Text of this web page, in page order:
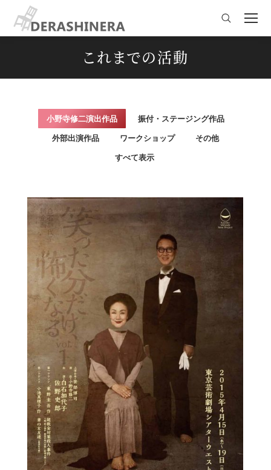
Search:
これまでの活動
すべて表示
小野寺修二演出作品 振付・ステージング作品
外部出演作品 ワークショップ その他